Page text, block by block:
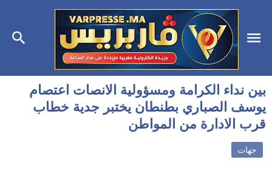
بين نداء الكرامة ومسؤولية الانصات اعتصام
يوسف الصباري بطنطان يختبر جدية خطاب
قرب الادارة من المواطن
جهات